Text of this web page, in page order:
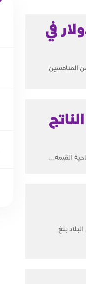
قياسية .. 71.1 مليار دولار في
المنافسين
بلغ